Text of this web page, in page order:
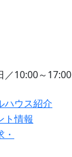
／10:00～17:00
ハウス紹介
ト情報